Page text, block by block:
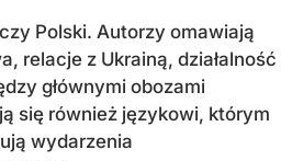
Polski. Autorzy omawiają
relacje z Ukrainą, działalność
głównymi obozami
się również językowi, którym
wydarzenia